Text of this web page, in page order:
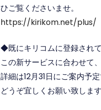
ひご覧くださいませ。
https://kirikom.net/plus/
◆既にキリコムに登録され
この新サービスに合わせて
詳細は12月31日にご案内予定
どうぞ宜しくお願い致します